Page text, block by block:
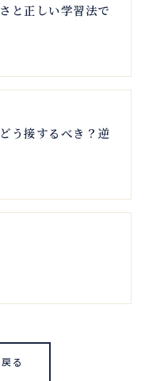
と正しい学習法で
う接するべき？逆
る